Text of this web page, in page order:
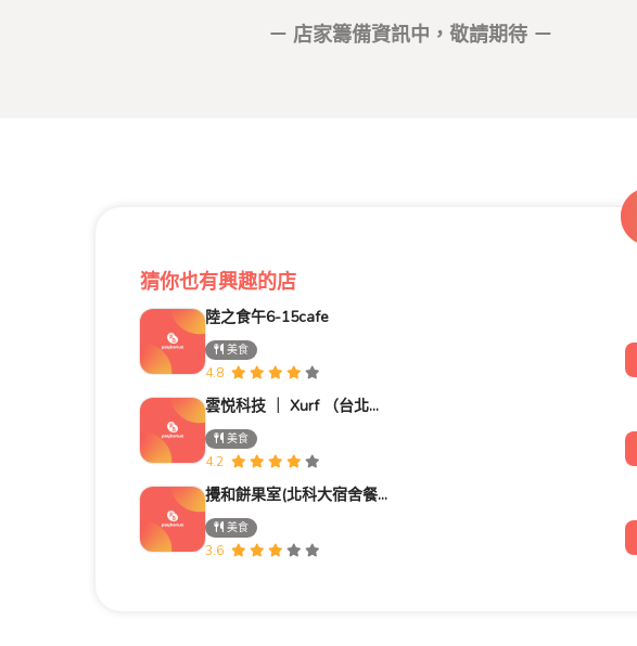
－ 店家籌備資訊中，敬請期待 －
猜你也有興趣的店
陸之食午6-15cafe
美食
4.8
雲悦科技 ｜ Xurf （台北公司）
美食
4.2
攪和餅果室(北科大宿舍餐廳)
美食
3.6